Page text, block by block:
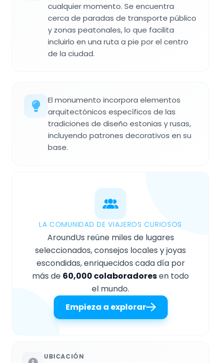
cualquier momento. Se encuentra
cerca de paradas de transporte público
y zonas peatonales, lo que facilita
incluirlo en una ruta a pie por el centro
de la ciudad.
El monumento incorpora elementos
arquitectónicos específicos de las
tradiciones de diseño estonias y rusas,
incluyendo patrones decorativos en su
base.
LA COMUNIDAD DE VIAJEROS CURIOSOS
AroundUs reúne miles de lugares
seleccionados, consejos locales y joyas
escondidas, enriquecidos cada día por
más de 60,000 colaboradoresen todo
el mundo.
Empieza a explorar
UBICACIÓN